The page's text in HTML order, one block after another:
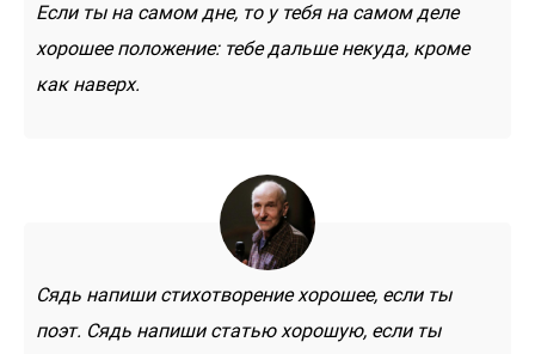
Если ты на самом дне, то у тебя на самом деле
хорошее положение: тебе дальше некуда, кроме
как наверх.
Сядь напиши стихотворение хорошее, если ты
поэт. Сядь напиши статью хорошую, если ты